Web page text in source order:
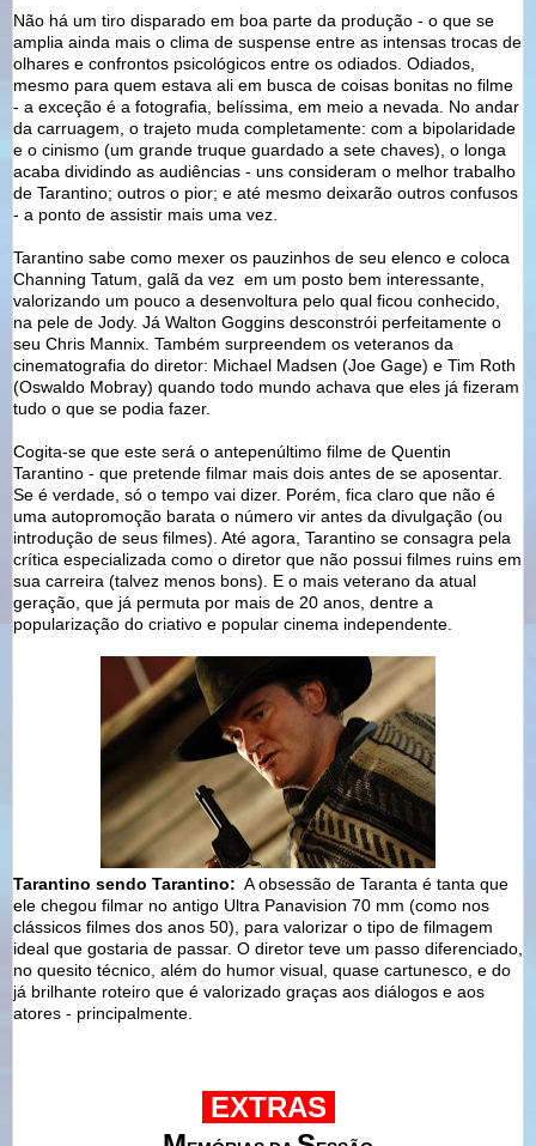
Não há um tiro disparado em boa parte da produção - o que se
amplia ainda mais o clima de suspense entre as intensas trocas de
olhares e confrontos psicológicos entre os odiados. Odiados,
mesmo para quem estava ali em busca de coisas bonitas no filme
- a exceção é a fotografia, belíssima, em meio a nevada. No andar
da carruagem, o trajeto muda completamente: com a bipolaridade
e o cinismo (um grande truque guardado a sete chaves), o longa
acaba dividindo as audiências - uns consideram o melhor trabalho
de Tarantino; outros o pior; e até mesmo deixarão outros confusos
- a ponto de assistir mais uma vez.
Tarantino sabe como mexer os pauzinhos de seu elenco e coloca
Channing Tatum, galã da vez em um posto bem interessante,
valorizando um pouco a desenvoltura pelo qual ficou conhecido,
na pele de Jody. Já Walton Goggins desconstrói perfeitamente o
seu Chris Mannix. Também surpreendem os veteranos da
cinematografia do diretor: Michael Madsen (Joe Gage) e Tim Roth
(Oswaldo Mobray) quando todo mundo achava que eles já fizeram
tudo o que se podia fazer.
Cogita-se que este será o antepenúltimo filme de Quentin
Tarantino - que pretende filmar mais dois antes de se aposentar.
Se é verdade, só o tempo vai dizer. Porém, fica claro que não é
uma autopromoção barata o número vir antes da divulgação (ou
introdução de seus filmes). Até agora, Tarantino se consagra pela
crítica especializada como o diretor que não possui filmes ruins em
sua carreira (talvez menos bons). E o mais veterano da atual
geração, que já permuta por mais de 20 anos, dentre a
popularização do criativo e popular cinema independente.
Tarantino sendo Tarantino: A obsessão de Taranta é tanta que
ele chegou filmar no antigo Ultra Panavision 70 mm (como nos
clássicos filmes dos anos 50), para valorizar o tipo de filmagem
ideal que gostaria de passar. O diretor teve um passo diferenciado,
no quesito técnico, além do humor visual, quase cartunesco, e do
já brilhante roteiro que é valorizado graças aos diálogos e aos
atores - principalmente.
EXTRAS